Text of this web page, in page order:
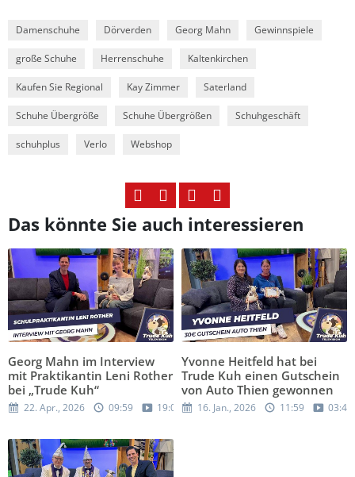
Damenschuhe Dörverden Georg Mahn Gewinnspiele
große Schuhe Herrenschuhe Kaltenkirchen
Kaufen Sie Regional Kay Zimmer Saterland
Schuhe Übergröße Schuhe Übergrößen Schuhgeschäft
schuhplus Verlo Webshop
Das könnte Sie auch interessieren
Georg Mahn im Interview
mit Praktikantin Leni Rother
bei „Trude Kuh“
22. Apr., 2026 09:59 19:05
Yvonne Heitfeld hat bei
Trude Kuh einen Gutschein
von Auto Thien gewonnen
16. Jan., 2026 11:59 03:42